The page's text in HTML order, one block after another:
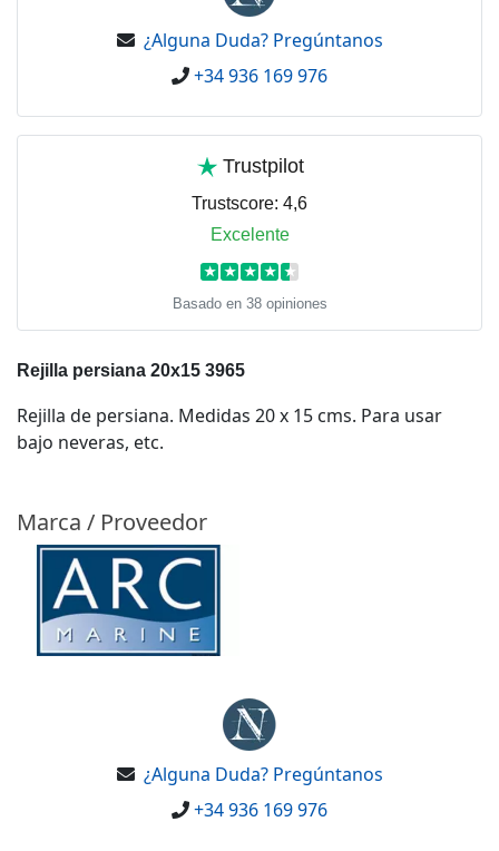
¿Alguna Duda? Pregúntanos
+34 936 169 976
Trustpilot
Trustscore: 4,6
Excelente
★ ★ ★ ★ ★
Basado en 38 opiniones
Rejilla persiana 20x15 3965
Rejilla de persiana. Medidas 20 x 15 cms. Para usar
bajo neveras, etc.
Marca / Proveedor
¿Alguna Duda? Pregúntanos
+34 936 169 976